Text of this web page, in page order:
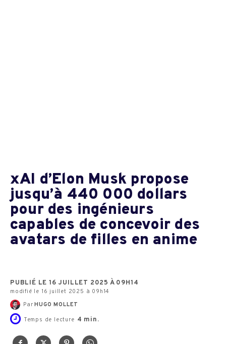
xAI d’Elon Musk propose
jusqu’à 440 000 dollars
pour des ingénieurs
capables de concevoir des
avatars de filles en anime
PUBLIÉ LE 16 JUILLET 2025 À 09H14
modifié le 16 juillet 2025 à 09h14
Par HUGO MOLLET
Temps de lecture 4 min.